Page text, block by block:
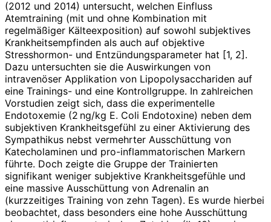
(2012 und 2014) untersucht, welchen Einfluss
Atemtraining (mit und ohne Kombination mit
regelmäßiger Kälteexposition) auf sowohl subjektives
Krankheitsempfinden als auch auf objektive
Stresshormon- und Entzündungsparameter hat [1, 2].
Dazu untersuchten sie die Auswirkungen von
intravenöser Applikation von Lipopolysacchariden auf
eine Trainings- und eine Kontrollgruppe. In zahlreichen
Vorstudien zeigt sich, dass die experimentelle
Endotoxemie (2 ng/kg E. Coli Endotoxine) neben dem
subjektiven Krankheitsgefühl zu einer Aktivierung des
Sympathikus nebst vermehrter Ausschüttung von
Katecholaminen und pro-inflammatorischen Markern
führte. Doch zeigte die Gruppe der Trainierten
signifikant weniger subjektive Krankheitsgefühle und
eine massive Ausschüttung von Adrenalin an
(kurzzeitiges Training von zehn Tagen). Es wurde hierbei
beobachtet, dass besonders eine hohe Ausschüttung